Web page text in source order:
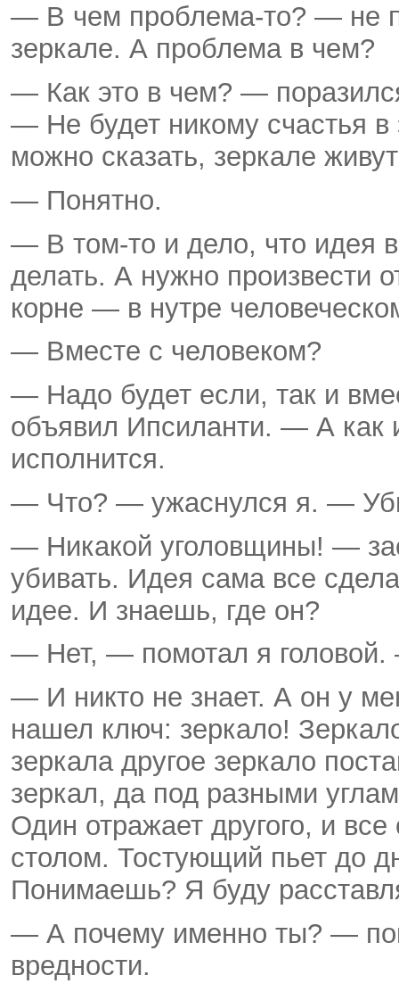
— В чем проблема-то? — не
зеркале. А проблема в чем?
— Как это в чем? —
— Не будет никому счастья
можно сказать, зеркале
— Понятно.
— В том-то и дело, что идея
делать. А нужно произвести
корне — в нутре
— Вместе с человеком?
— Надо будет если, так и
объявил Ипсиланти. — А как
исполнится.
— Что? — ужаснулся я. —
— Никакой уголовщины! —
убивать. Идея сама все
идее. И знаешь, где он?
— Нет, — помотал я
— И никто не знает. А он у
нашел ключ: зеркало!
зеркала другое зеркало
зеркал, да под разными
Один отражает другого, и
столом. Тостующий пьет до
Понимаешь? Я буду
— А почему именно ты? —
вредности.